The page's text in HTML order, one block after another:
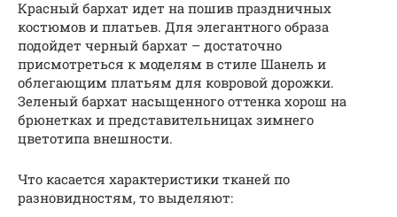
Красный бархат идет на пошив праздничных
костюмов и платьев. Для элегантного образа
подойдет черный бархат – достаточно
присмотреться к моделям в стиле Шанель и
облегающим платьям для ковровой дорожки.
Зеленый бархат насыщенного оттенка хорош на
брюнетках и представительницах зимнего
цветотипа внешности.
Что касается характеристики тканей по
разновидностям, то выделяют: